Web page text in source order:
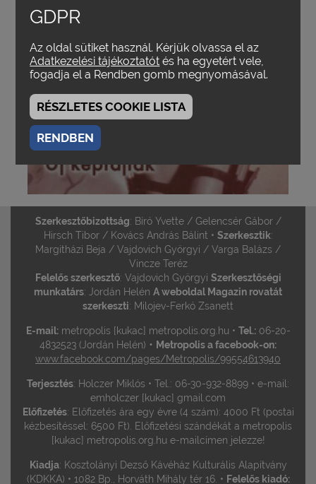
Szerkesztőbizottság: Bíró Yvette / Gelencsér Gábor /
Hirsch Tibor / Kovács András Bálint • Szerkesztik:
Margitházi Beja / Vajdovich Györgyi / Varga Balázs /
Vincze Teréz
Felelős szerkesztő: Vajdovich Györgyi Szerkesztőségi
munkatárs: Jordán Helén A weboldal Magazin rovatát
szerkeszti: Milojev-Ferkó Zsanett
E-mail:metropolis [kukac] metropolis.org.hu • Tel.:06-20-
4832523 (Jordán Helén) • Metropolis a facebook-on:
www.facebook.com/pages/Metropolis/99554613940
Terjesztés: Holczer Miklós • Tel.: 06-30-932-8899 • e-mail:
emholczer [kukac] gmail.com
Előfizetés: Előfizetés ára egy évre (4 szám): 4000 Ft (postai
kézbesítéssel: 6500 Ft). Előfizetési szándékát a metropolis
[kukac] metropolis.org.hu e-mailcímen jelezze!
Kiadja: Kosztolányi Dezső Kávéház Kulturális Alapítvány
(KDKKA) • 1082 Bp., Horváth Mihály tér 16. • Felelős kiadó:
GDPR
Az oldal sütiket használ. Kérjük olvassa el az
Adatkezelési tájékoztatót és ha egyetért vele,
fogadja el a Rendben gomb megnyomásával.
RÉSZLETES COOKIE LISTA
RENDBEN